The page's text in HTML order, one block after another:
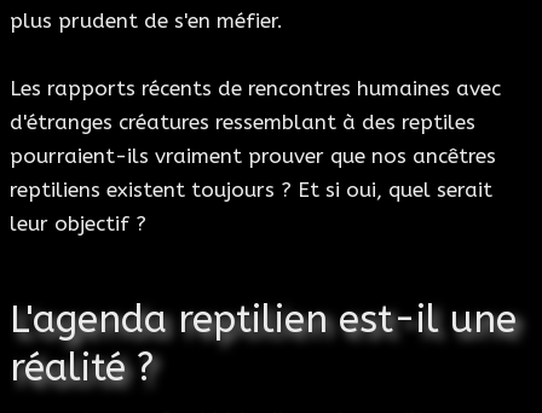
plus prudent de s'en méfier.
Les rapports récents de rencontres humaines avec
d'étranges créatures ressemblant à des reptiles
pourraient-ils vraiment prouver que nos ancêtres
reptiliens existent toujours ? Et si oui, quel serait
leur objectif ?
L'agenda reptilien est-il une
réalité ?